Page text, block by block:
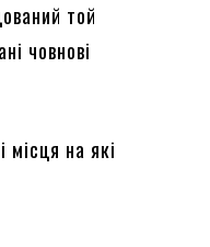
той
човнові
місця на які